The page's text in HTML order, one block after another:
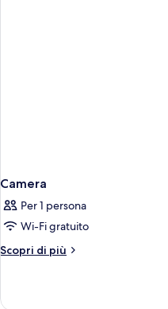
Camera
Per 1 persona
Wi-Fi gratuito
Scopri di più
Altri